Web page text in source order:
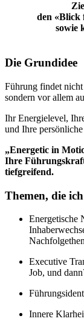
den «Blick
sowie
Die Grundidee
Führung findet nicht
sondern vor allem
Ihr Energielevel,
und Ihre
„Energetic in
Ihre
tiefgreifend.
Themen, die
Energetische
Executive
Job, und
Innere